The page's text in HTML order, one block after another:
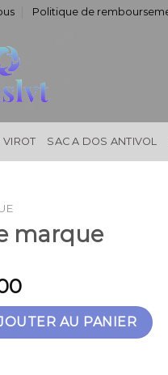
Politique de
VIROT SAC A DOS ANTIVOL
marque
marqueAU PANIER